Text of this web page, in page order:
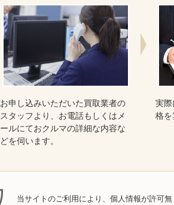
お申し込みいただいた買取業者の
スタッフより、お電話もしくはメ
ールにておクルマの詳細な内容な
どを伺います。
実
格を
当サイトのご利用により、個人情報が許可